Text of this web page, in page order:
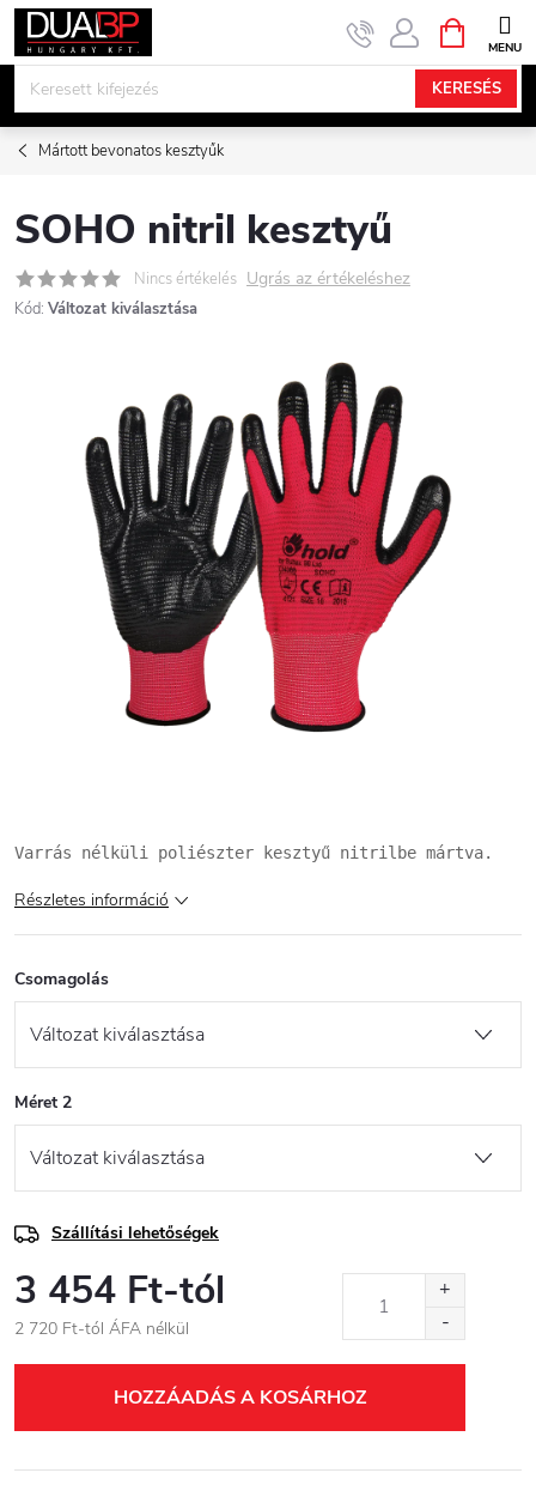
Ugrás
KERESÉS
KOSÁR
Mártott bevonatos kesztyűk
SOHO nitril kesztyű
Nincs értékelés Ugrás az értékeléshez
Kód: Változat kiválasztása
Varrás nélküli poliészter kesztyű nitrilbe mártva.
Részletes információ
Csomagolás
Méret 2
Szállítási lehetőségek
3 454 Ft-tól
2 720 Ft-tól ÁFA nélkül
HOZZÁADÁS A KOSÁRHOZ